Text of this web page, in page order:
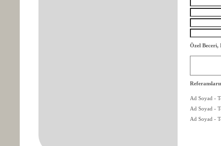
Özel
Ad Soyad -
Ad Soyad -
Ad Soyad -